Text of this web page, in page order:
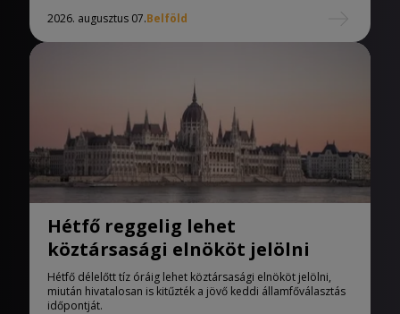
2026. augusztus 07.Belföld
Hétfő reggelig lehet
köztársasági elnököt jelölni
Hétfő délelőtt tíz óráig lehet köztársasági elnököt jelölni,
miután hivatalosan is kitűzték a jövő keddi államfőválasztás
időpontját.